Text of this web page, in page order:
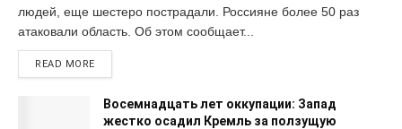
людей, еще шестеро пострадали. Россияне более 50 раз
атаковали область. Об этом сообщает...
READ MORE
Восемнадцать лет оккупации: Запад
жестко осадил Кремль за ползущую